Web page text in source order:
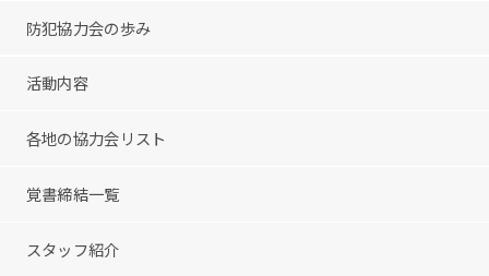
防犯協力会の歩み
活動内容
各地の協力会リスト
覚書締結一覧
スタッフ紹介